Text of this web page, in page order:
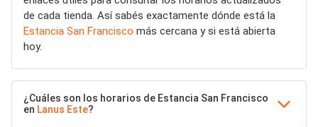
de cada tienda. Así sabés exactamente dónde está la
Estancia San Francisco más cercana y si está abierta
hoy.
¿Cuáles son los horarios de Estancia San Francisco
en Lanus Este?